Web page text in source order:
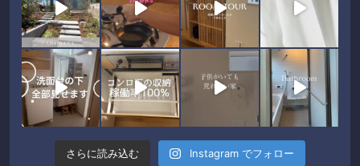
さらに読み込む Instagram でフォロー